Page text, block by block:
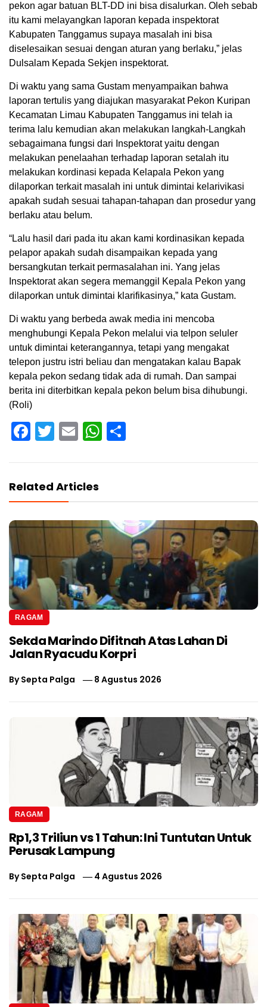
pekon agar batuan BLT-DD ini bisa disalurkan. Oleh sebab
itu kami melayangkan laporan kepada inspektorat
Kabupaten Tanggamus supaya masalah ini bisa
diselesaikan sesuai dengan aturan yang berlaku,” jelas
Dulsalam Kepada Sekjen inspektorat.
Di waktu yang sama Gustam menyampaikan bahwa
laporan tertulis yang diajukan masyarakat Pekon Kuripan
Kecamatan Limau Kabupaten Tanggamus ini telah ia
terima lalu kemudian akan melakukan langkah-Langkah
sebagaimana fungsi dari Inspektorat yaitu dengan
melakukan penelaahan terhadap laporan setalah itu
melakukan kordinasi kepada Kelapala Pekon yang
dilaporkan terkait masalah ini untuk dimintai kelarivikasi
apakah sudah sesuai tahapan-tahapan dan prosedur yang
berlaku atau belum.
“Lalu hasil dari pada itu akan kami kordinasikan kepada
pelapor apakah sudah disampaikan kepada yang
bersangkutan terkait permasalahan ini. Yang jelas
Inspektorat akan segera memanggil Kepala Pekon yang
dilaporkan untuk dimintai klarifikasinya,” kata Gustam.
Di waktu yang berbeda awak media ini mencoba
menghubungi Kepala Pekon melalui via telpon seluler
untuk dimintai keterangannya, tetapi yang mengakat
telepon justru istri beliau dan mengatakan kalau Bapak
kepala pekon sedang tidak ada di rumah. Dan sampai
berita ini diterbitkan kepala pekon belum bisa dihubungi.
(Roli)
Facebook
Twitter
EmailWhatsApp
Related Articles
RAGAM
Sekda Marindo Difitnah Atas Lahan Di
Jalan Ryacudu Korpri
BySepta Palga 8 Agustus 2026
RAGAM
Rp1,3 Triliun vs 1 Tahun: Ini Tuntutan Untuk
Perusak Lampung
BySepta Palga 4 Agustus 2026